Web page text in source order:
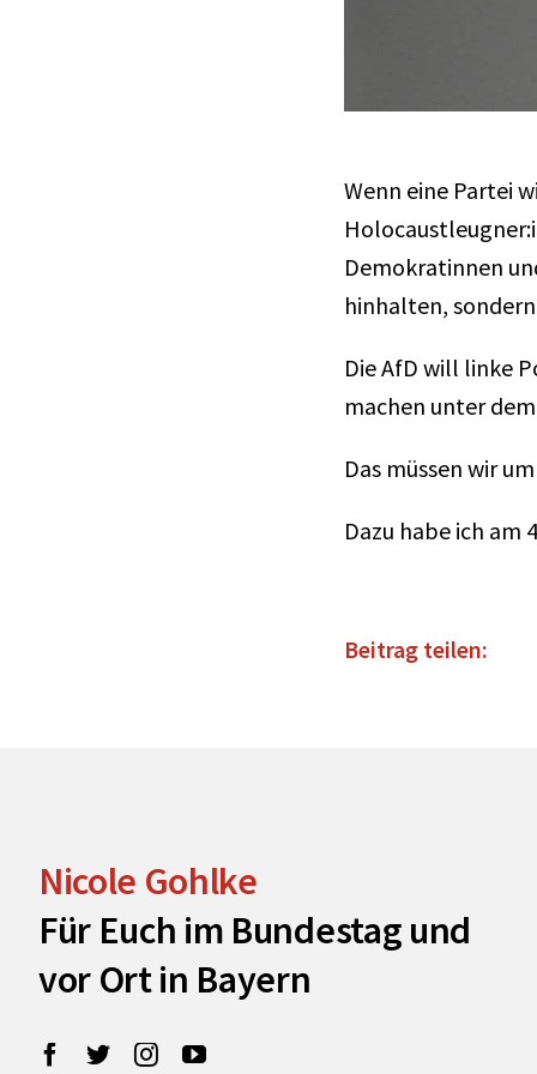
Wenn eine Partei
Demokratinnen
hinhalten,
Die AfD will linke
machen unter
Das müssen wir
Dazu habe ich am
Beitrag teilen:
Nicole Gohlke
Für Euch im Bundestag und
vor Ort in Bayern